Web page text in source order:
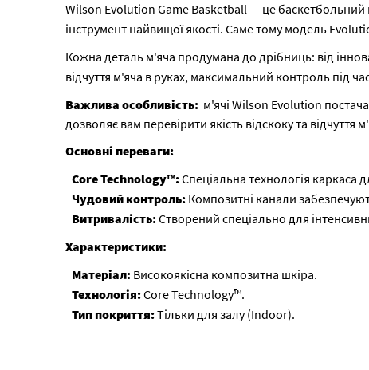
Wilson Evolution Game Basketball — це баскетбольний
інструмент найвищої якості. Саме тому модель
Кожна деталь м'яча продумана до дрібниць: від
відчуття м'яча в руках, максимальний контроль під
Важлива особливість:м'ячі Wilson Evolution
дозволяє вам перевірити якість відскоку та відчуття
Основні переваги:
Core Technology™:Спеціальна технологія каркаса
Чудовий контроль:Композитні канали
Витривалість:Створений спеціально для
Характеристики:
Матеріал:Високоякісна композитна шкіра.
Технологія:Core Technology™.
Тип покриття:Тільки для залу (Indoor).